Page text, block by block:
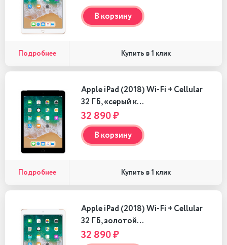
В корзину
Подробнее Купить в 1 клик
Apple iPad (2018) Wi-Fi + Cellular
32 ГБ, «серый к…
32 890 ₽
В корзину
Подробнее Купить в 1 клик
Apple iPad (2018) Wi-Fi + Cellular
32 ГБ, золотой…
32 890 ₽